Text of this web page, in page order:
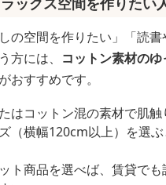
の空間を作りたい」「読
方には、 コットン素材の
おすすめです。
はコットン混の素材で肌触
（横幅120cm以上）を選
ト商品を選べば、賃貸で